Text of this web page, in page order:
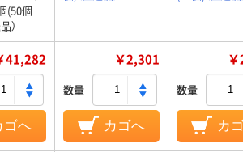
(50個
）
41,282
ゴへ
￥2,301
数量
カゴへ
数量
カ